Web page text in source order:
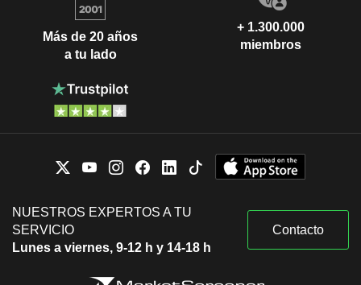
Más de 20 años
a tu lado
+ 1.300.000
miembros
NUESTROS EXPERTOS A TU
SERVICIO
Lunes a viernes, 9-12 h y 14-18 h
Contacto